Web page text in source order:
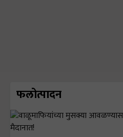
फलोत्पादन